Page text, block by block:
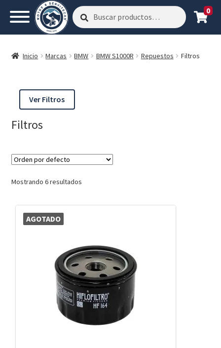
Buscar
por:
Buscar 0
Inicio Marcas BMW BMW S1000R Repuestos Filtros
Ver Filtros
Filtros
Mostrando 6 resultados
AGOTADO